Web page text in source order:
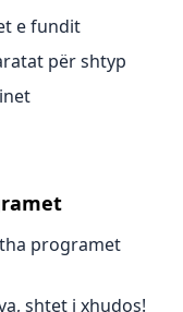
e fundit
për shtyp
programet
shtet i xhudos!